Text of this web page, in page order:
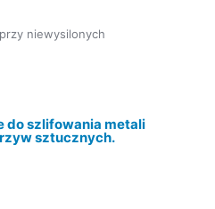
niewysilonych
do szlifowania metali
sztucznych.